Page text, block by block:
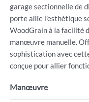
garage sectionnelle de
porte allie l’esthétique
WoodGrain à la facilité
manœuvre manuelle.
sophistication avec
conçue pour allier
Manœuvre